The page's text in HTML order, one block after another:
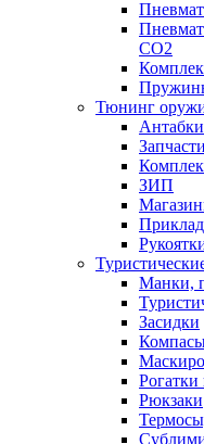
CO2
Тюнинг
Антабки
Запчасти
ЗИП
Манки,
Засидки
Рюкзаки